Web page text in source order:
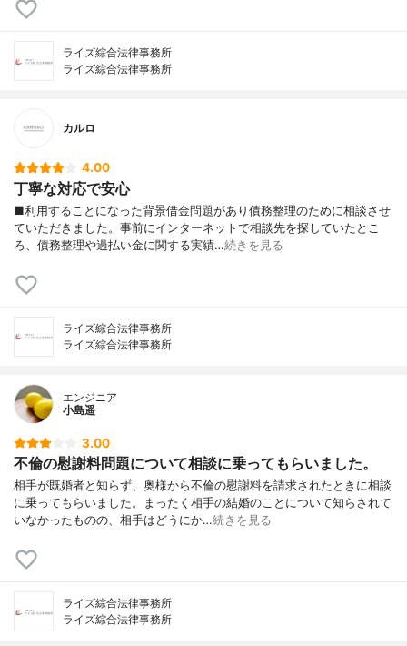
ライズ綜合法律事務所
ライズ綜合法律事務所
カルロ
4.00
丁寧な対応で安心
■利用することになった背景借金問題があり債務整理のために相談させ
ていただきました。事前にインターネットで相談先を探していたとこ
ろ、債務整理や過払い金に関する実績…続きを見る
ライズ綜合法律事務所
ライズ綜合法律事務所
エンジニア
小島遥
3.00
不倫の慰謝料問題について相談に乗ってもらいました。
相手が既婚者と知らず、奥様から不倫の慰謝料を請求されたときに相談
に乗ってもらいました。まったく相手の結婚のことについて知らされて
いなかったものの、相手はどうにか…続きを見る
ライズ綜合法律事務所
ライズ綜合法律事務所